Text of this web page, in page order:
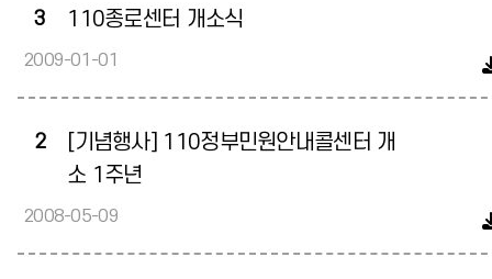
3 110종로센터 개소식
2009-01-01
2
[기념행사] 110정부민원안내콜센터 개
소 1주년
2008-05-09